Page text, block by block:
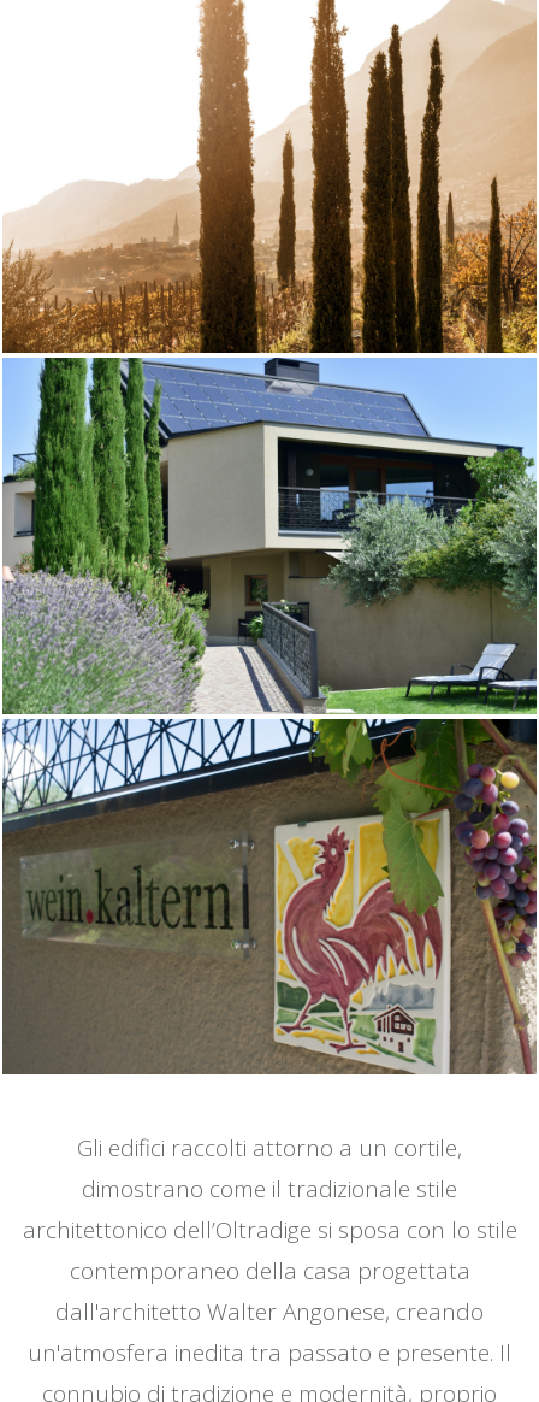
Gli edifici raccolti attorno a un cortile,
dimostrano come il tradizionale stile
architettonico dell’Oltradige si sposa con lo stile
contemporaneo della casa progettata
dall'architetto Walter Angonese, creando
un'atmosfera inedita tra passato e presente. Il
connubio di tradizione e modernità, proprio